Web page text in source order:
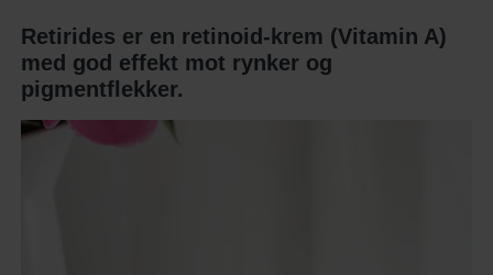
Retirides er en retinoid-krem (Vitamin A)
med god effekt mot rynker og
pigmentflekker.